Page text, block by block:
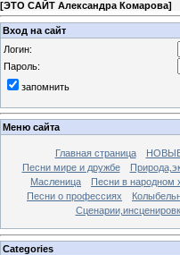
[ЭТО САЙТ Александра Комарова]
Вход на сайт
Логин:
Пароль:
запомнить
Меню сайта
Главная страница
Песни мире и дружбе
Масленица
Песни в народном
Песни о профессиях
Categories